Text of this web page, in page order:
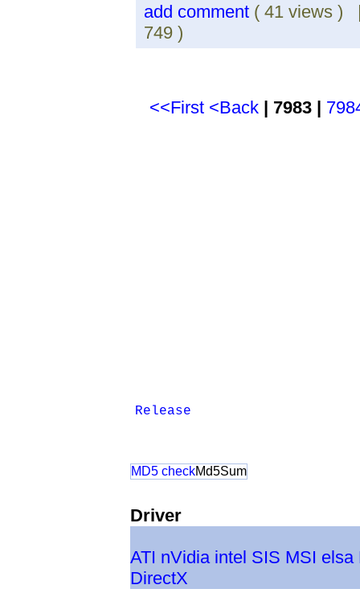
add comment ( 41 views
749 )
<<First <Back | 7983 |
Release
MD5 checkMd5Sum
Driver
ATI nVidia intel SIS MSI elsa
DirectX